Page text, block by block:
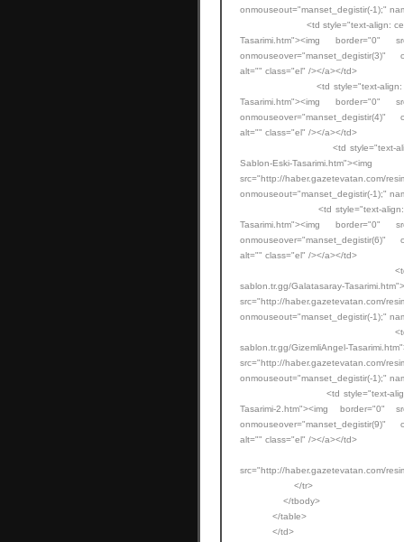
onmouseout="manset_degistir(-1);"
<td style="text-align:
Tasarimi.htm"><img border="0"
onmouseover="manset_degistir(3)"
alt="" class="el" /></a></td>
<td style="text-align:
Tasarimi.htm"><img border="0"
onmouseover="manset_degistir(4)"
alt="" class="el" /></a></td>
<td style="text-align:
Sablon-Eski-
src="http://haber.gazetevatan.com/
onmouseout="manset_degistir(-1);"
<td style="text-align:
Tasarimi.htm"><img border="0"
onmouseover="manset_degistir(6)"
alt="" class="el" /></a></td>
<td style="text-align:
sablon.tr.gg/
src="http://haber.gazetevatan.com/
onmouseout="manset_degistir(-1);"
<td style="text-align:
sablon.tr.gg/
src="http://haber.gazetevatan.com/
onmouseout="manset_degistir(-1);"
<td style="text-align:
Tasarimi-2.htm"><img border="0"
onmouseover="manset_degistir(9)"
alt="" class="el" /></a></td>
<td style="text-
src="http://haber.gazetevatan.com/
</tr>
</tbody>
</table>
</td>